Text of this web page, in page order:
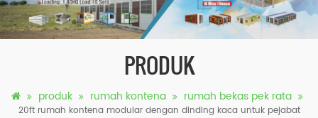
PRODUK
produk rumah kontena rumah bekas pek rata
20ft rumah kontena modular dengan dinding kaca untuk pejabat